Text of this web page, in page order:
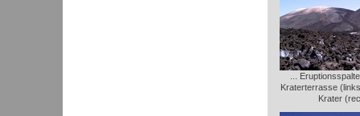
...
Kraterterrasse
Krater